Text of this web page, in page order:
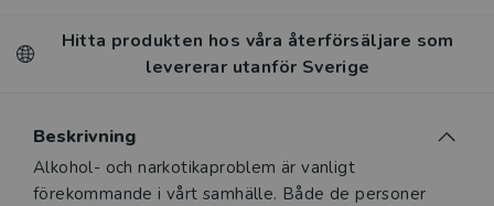
Hitta produkten hos våra återförsäljare som
levererar utanför Sverige
Beskrivning
Beskrivning
Alkohol- och narkotikaproblem är vanligt
förekommande i vårt samhälle. Både de personer